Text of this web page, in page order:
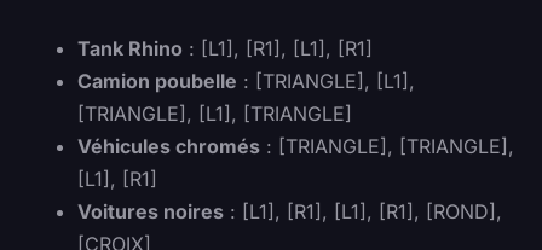
Tank Rhino : [L1], [R1], [L1], [R1]
Camion poubelle : [TRIANGLE], [L1],
[TRIANGLE], [L1], [TRIANGLE]
Véhicules chromés : [TRIANGLE], [TRIANGLE],
[L1], [R1]
Voitures noires : [L1], [R1], [L1], [R1], [ROND],
[CROIX]